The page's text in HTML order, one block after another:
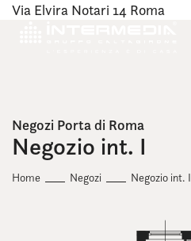
Via Elvira Notari 14 Roma
Negozi Porta di Roma
Negozio int. I
Home Negozi Negozio int. I